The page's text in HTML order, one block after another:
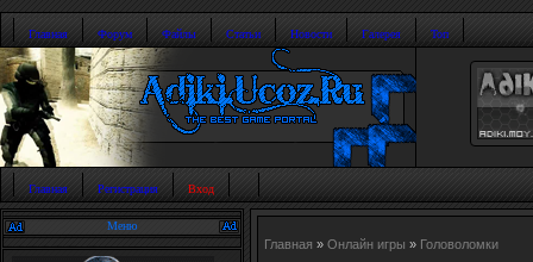
Главная Форум Файлы Статьи Новости Галерея Топ
Главная Регистрация Вход
Меню
Главная » Онлайн игры » Головоломки